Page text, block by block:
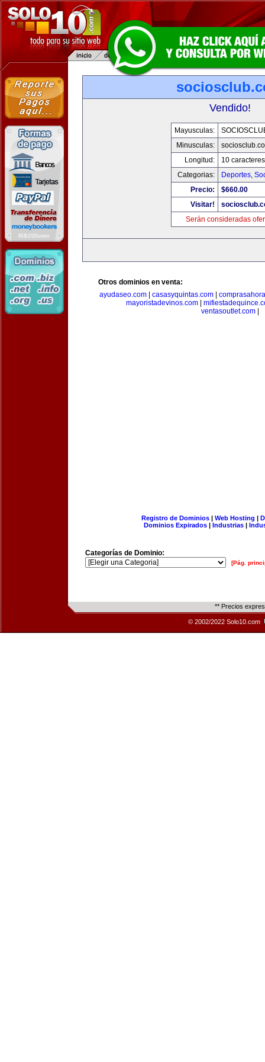
Vendido!
Mayusculas:
Minusculas:
Longitud:
10 caracteres
Categorias:
Deportes,
Precio:
$660.00
Visitar!
Serán consideradas
Otros dominios en venta:
ayudaseo.com
casasyquintas.com
mayoristadevinos.com
ventasoutlet.com
Registro de Dominios| Web Hosting |
Dominios Expirados | Industrias |
Categorías de Dominio:
[Pág.
** Precios
© 2002/2022 Solo10.com